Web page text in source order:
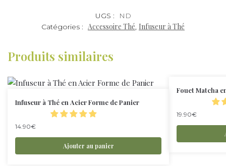
UGS :
ND
Catégories : Accessoire Thé, Infuseur à Thé
Produits similaires
Infuseur à Thé en Acier Forme de Panier
14.90€
Ajouter au panier
Fouet Matcha
19.90€